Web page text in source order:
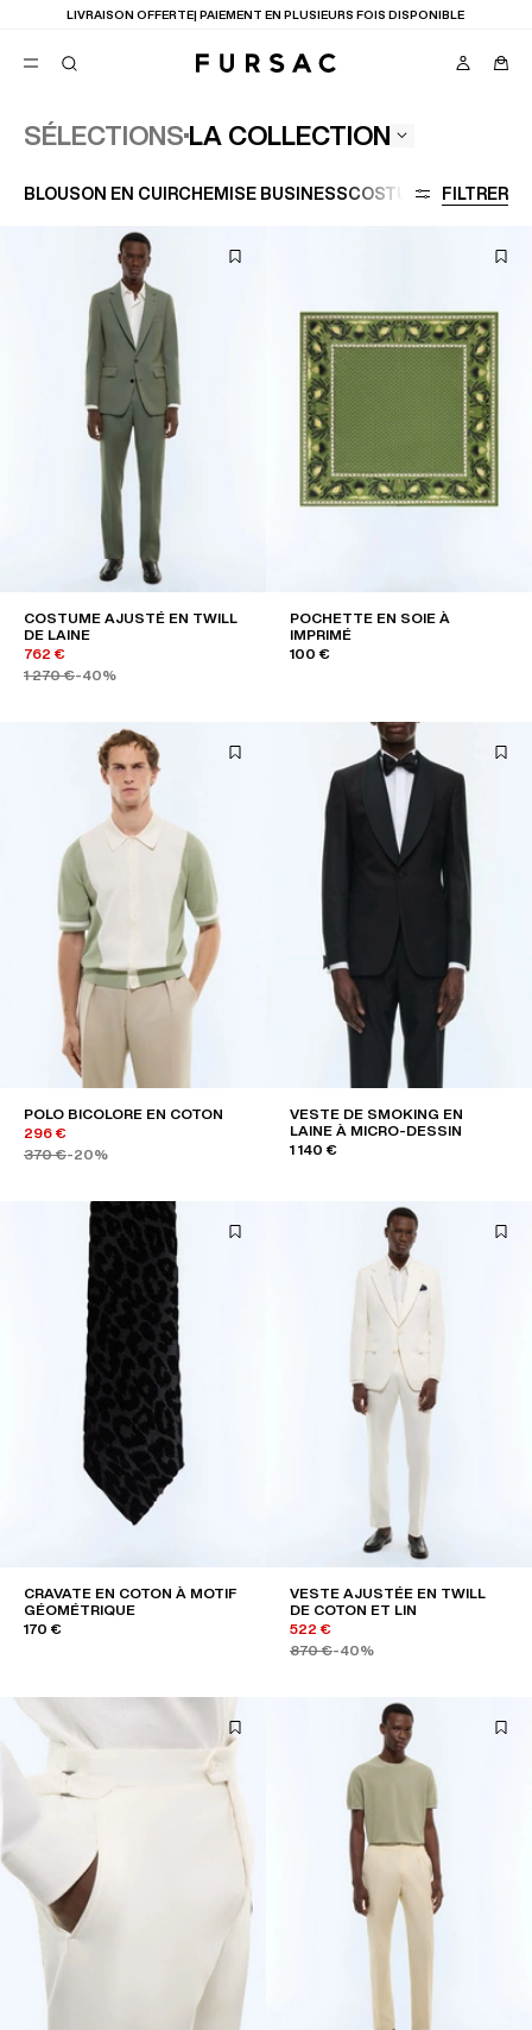
LIVRAISON OFFERTE| PAIEMENT EN PLUSIEURS FOIS DISPONIBLE
SÉLECTIONS LA COLLECTION
BLOUSON EN CUIRCHEMISE BUSINESSCOSTUME LAINE
FILTRER
COSTUME AJUSTÉ EN TWILL
DE LAINE
762 €
1 270 €-40%
POCHETTE EN SOIE À
IMPRIMÉ
100 €
POLO BICOLORE EN COTON
296 €
370 €-20%
VESTE DE SMOKING EN
LAINE À MICRO-DESSIN
1 140 €
CRAVATE EN COTON À MOTIF
GÉOMÉTRIQUE
170 €
VESTE AJUSTÉE EN TWILL
DE COTON ET LIN
522 €
870 €-40%
SUGGESTIONS
MEILLEURES VENTES
NOUVELLE COLLECTION
LAST CHANCE